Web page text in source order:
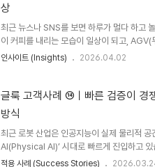
오닉비(BionicBee) 는 그 흐름에서 나온 대
상
최근 뉴스나 SNS를 보면 하루가 멀다 하고
이 커피를 내리는 모습이 일상이 되고,
며 휴머로이드 로봇이 우리 일상 속으로의 보
이드 로봇과 인간의 신체 능력을 확장하는
르지 않습니다. 오늘날 이 기술들은 실제 산
지 발전하며, 로봇 기술의 성숙도를 보여주고
튜디오, ..
인사이트 (Insights) 2026.04.02
글룩 고객사례 ⑭ㅣ빠른 검증이 경
방식
최근 로봇 산업은 인공지능이 실제 물리적
AI(Physical AI)’ 시대로 빠르게 진입하고 있
한 경쟁력 중 하나는 아이디어를 얼마나 빠르
적용 사례 (Success Stories)